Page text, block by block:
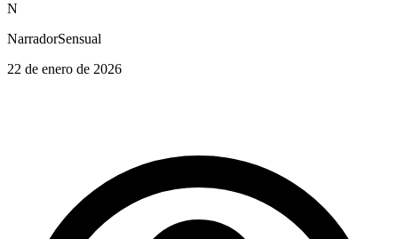
N
NarradorSensual
22 de enero de 2026